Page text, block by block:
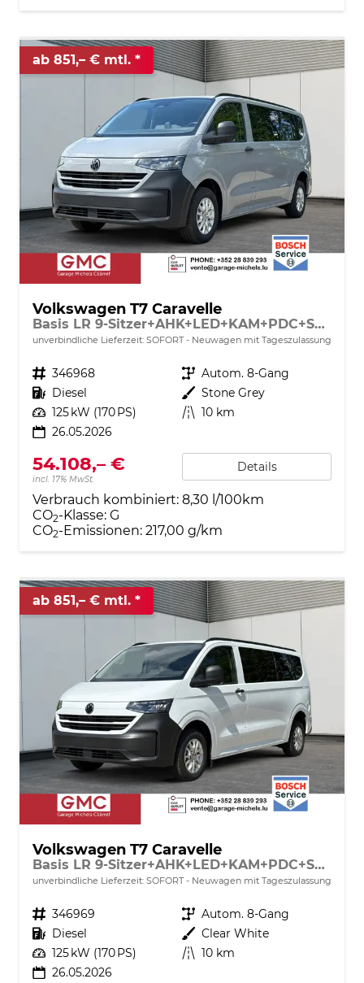
ab 851,– € mtl.
Volkswagen T7 Caravelle
Basis LR 9-Sitzer+AHK+LED+KAM+PDC+SHZ+ALU+GJR
unverbindliche Lieferzeit: SOFORT Neuwagen mit Tageszulassung
Fahrzeugnr. 346968 Getriebe Autom. 8-Gang
Kraftstoff Diesel Außenfarbe Stone Grey
Leistung 125 kW (170 PS) Kilometerstand 10 km
26.05.2026
54.108,– €
incl. 17% MwSt.
Details
Verbrauch kombiniert: 8,30 l/100km
CO2-Klasse: G
CO2-Emissionen: 217,00 g/km
ab 851,– € mtl.
Volkswagen T7 Caravelle
Basis LR 9-Sitzer+AHK+LED+KAM+PDC+SHZ+ALU+GJR
unverbindliche Lieferzeit: SOFORT Neuwagen mit Tageszulassung
Fahrzeugnr. 346969 Getriebe Autom. 8-Gang
Kraftstoff Diesel Außenfarbe Clear White
Leistung 125 kW (170 PS) Kilometerstand 10 km
26.05.2026